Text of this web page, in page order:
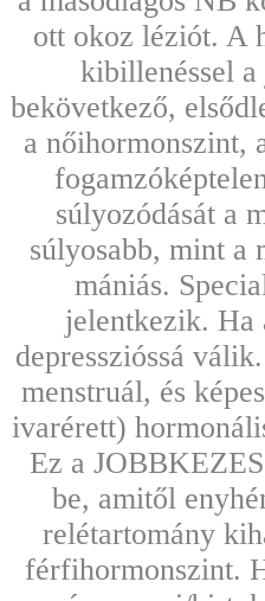
ott okoz léziót. A
kibillenéssel
bekövetkező,
a nőihormonszint,
súlyozódását a
súlyosabb, mint a
mániás.
jelentkezik. Ha
depresszióssá
menstruál, és
ivarérett)
Ez a
be, amitől
relétartomány
férfihormonszint.